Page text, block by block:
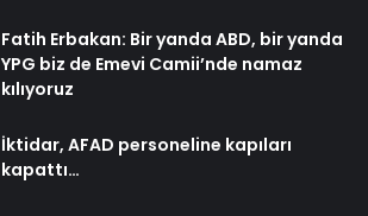
Fatih Erbakan: Bir yanda ABD, bir yanda
YPG biz de Emevi Camii’nde namaz
kılıyoruz
İktidar, AFAD personeline kapıları
kapattı…